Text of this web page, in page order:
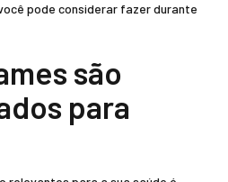
pode considerar fazer durante
são
para